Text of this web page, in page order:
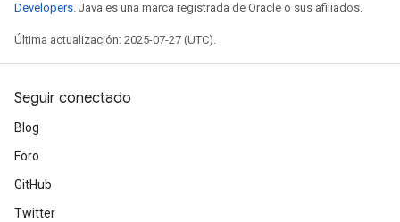
Developers. Java es una marca registrada de Oracle o sus afiliados.
Última actualización: 2025-07-27 (UTC).
Seguir conectado
Blog
Foro
GitHub
Twitter